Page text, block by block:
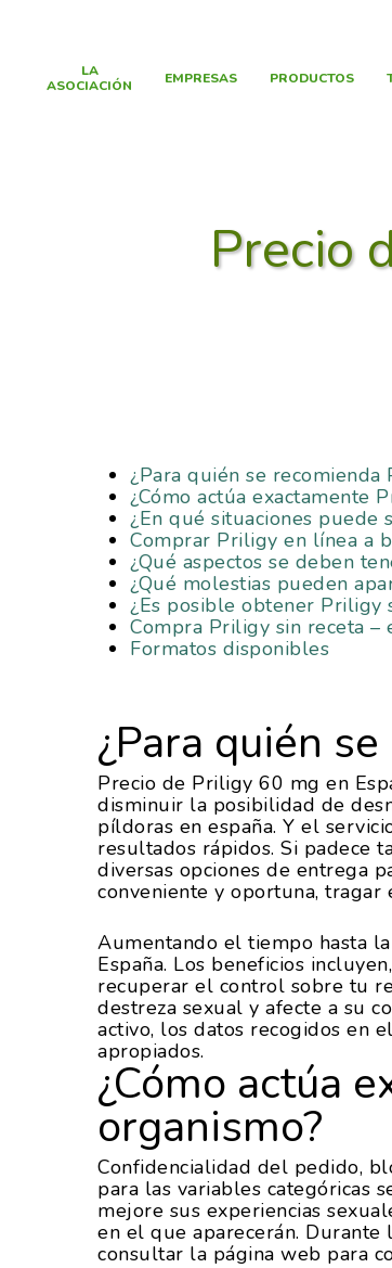
Hit enter to search or ESC to
LA
ASOCIACIÓN
EMPRESAS PRODUCTOS
Precio
¿Para quién se recomienda
¿Cómo actúa exactamente
¿En qué situaciones puede
Comprar Priligy en línea a
¿Qué aspectos se deben
¿Qué molestias pueden
¿Es posible obtener Priligy
Compra Priligy sin receta –
Formatos disponibles
¿Para quién
Precio de Priligy 60 mg en
disminuir la posibilidad de
píldoras en españa. Y el
resultados rápidos. Si padece
diversas opciones de entrega
conveniente y oportuna, tragar
Aumentando el tiempo hasta
España. Los beneficios
recuperar el control sobre tu
destreza sexual y afecte a su
activo, los datos recogidos en
apropiados.
¿Cómo actúa
organismo?
Confidencialidad del pedido,
para las variables categóricas
mejore sus experiencias
en el que aparecerán.
consultar la página web para